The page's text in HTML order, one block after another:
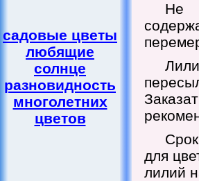
садовые цветы
любящие
солнце
разновидность
многолетних
цветов
Не
для
лилий